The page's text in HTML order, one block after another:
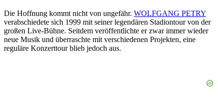
Die Hoffnung kommt nicht von ungefähr. WOLFGANG PETRY
verabschiedete sich 1999 mit seiner legendären Stadiontour von der
großen Live-Bühne. Seitdem veröffentlichte er zwar immer wieder
neue Musik und überraschte mit verschiedenen Projekten, eine
reguläre Konzerttour blieb jedoch aus.